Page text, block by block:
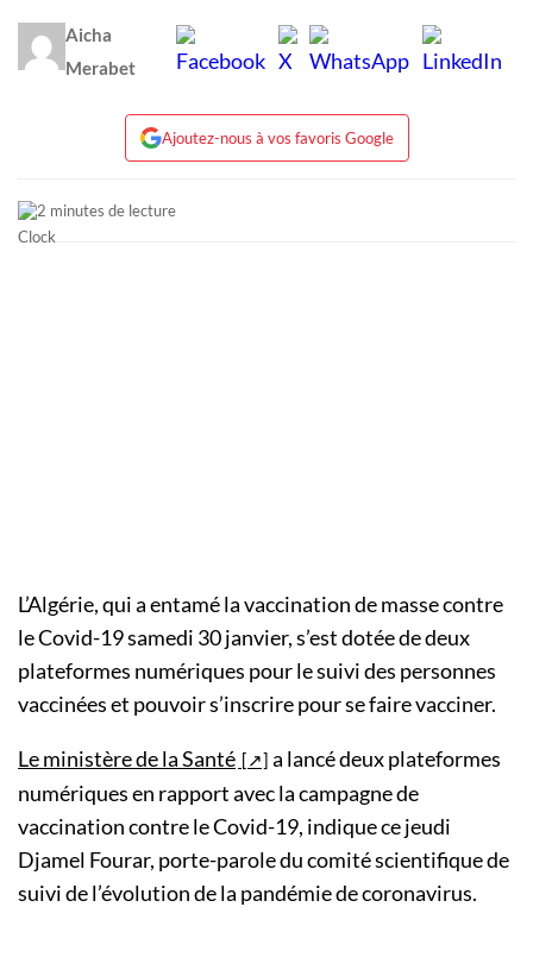
Aicha
Merabet
Ajoutez-nous à vos favoris Google
2 minutes de lecture
L’Algérie, qui a entamé la vaccination de masse contre
le Covid-19 samedi 30 janvier, s’est dotée de deux
plateformes numériques pour le suivi des personnes
vaccinées et pouvoir s’inscrire pour se faire vacciner.
Le ministère de la Santé
a lancé deux plateformes
numériques en rapport avec la campagne de
vaccination contre le Covid-19, indique ce jeudi
Djamel Fourar, porte-parole du comité scientifique de
suivi de l’évolution de la pandémie de coronavirus.